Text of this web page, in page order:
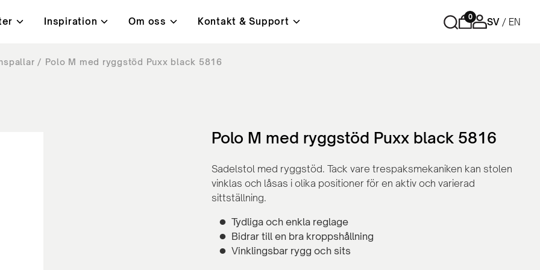
Bord
Café- och lunchrumsbord
Skåp med skjutdörrar
Bokhyllor
Personlig förvaring
Inspiration
Kundcase
Om oss
kvalitet & miljö Lanab 24H - Alltid på lager
Kontakt & Support
Kontakt
0 SV EN
Polo M med ryggstöd Puxx black 5816
Polo M med ryggstöd Puxx black 5816
Sadelstol med ryggstöd. Tack vare trespaksmekaniken kan stolen
vinklas och låsas i olika positioner för en aktiv och varierad
sittställning.
Tydliga och enkla reglage
Bidrar till en bra kroppshållning
Vinklingsbar rygg och sits